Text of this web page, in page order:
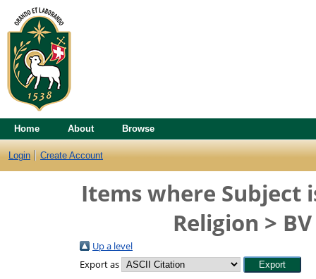
Home About Browse
Login Create Account
Items where Subject
Religion >
Up a level
Export as